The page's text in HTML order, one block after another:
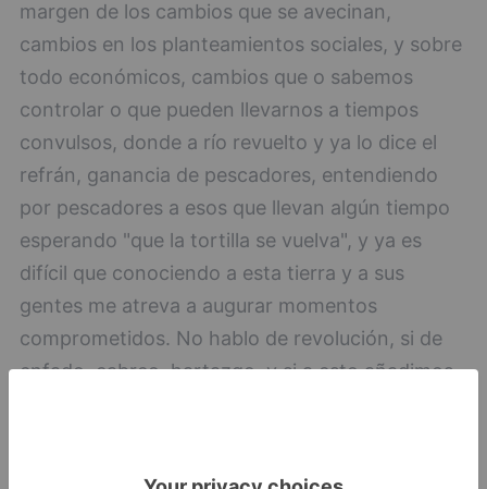
margen de los cambios que se avecinan,
cambios en los planteamientos sociales, y sobre
todo económicos, cambios que o sabemos
controlar o que pueden llevarnos a tiempos
convulsos, donde a río revuelto y ya lo dice el
refrán, ganancia de pescadores, entendiendo
por pescadores a esos que llevan algún tiempo
esperando "que la tortilla se vuelva", y ya es
difícil que conociendo a esta tierra y a sus
gentes me atreva a augurar momentos
comprometidos. No hablo de revolución, si de
enfado, cabreo, hartazgo, y si a esto añadimos